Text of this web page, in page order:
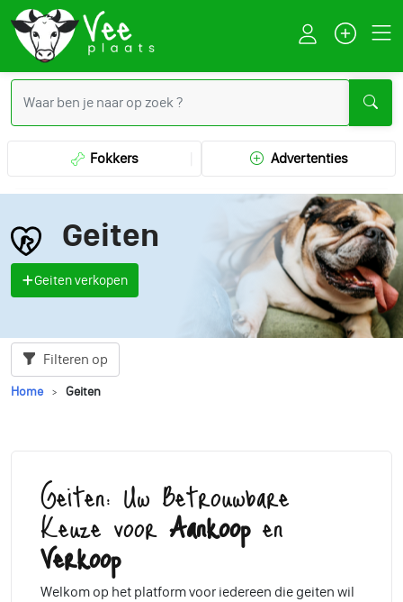
Fokkers Advertenties
Geiten
Geiten verkopen
Filteren op
Home Geiten
Geiten: Uw Betrouwbare
Keuze voorAankoopen
Verkoop
Welkom op het platform voor iedereen die geiten wil